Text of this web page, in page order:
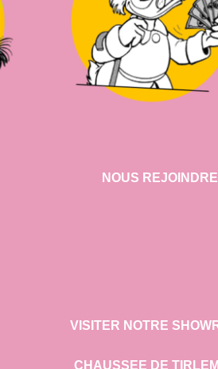
NOUS REJOINDRE
VISITER NOTRE
CHAUSSEE DE